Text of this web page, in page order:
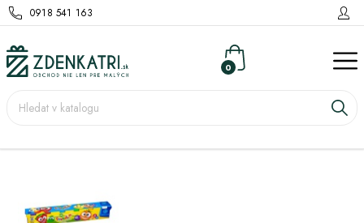
0918 541 163
0